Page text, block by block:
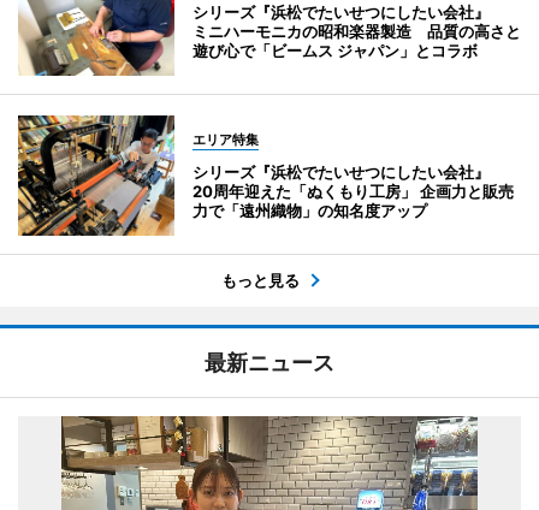
シリーズ『浜松でたいせつにしたい会社』
ミニハーモニカの昭和楽器製造 品質の高さと
遊び心で「ビームス ジャパン」とコラボ
エリア特集
シリーズ『浜松でたいせつにしたい会社』
20周年迎えた「ぬくもり工房」 企画力と販売
力で「遠州織物」の知名度アップ
もっと見る
最新ニュース